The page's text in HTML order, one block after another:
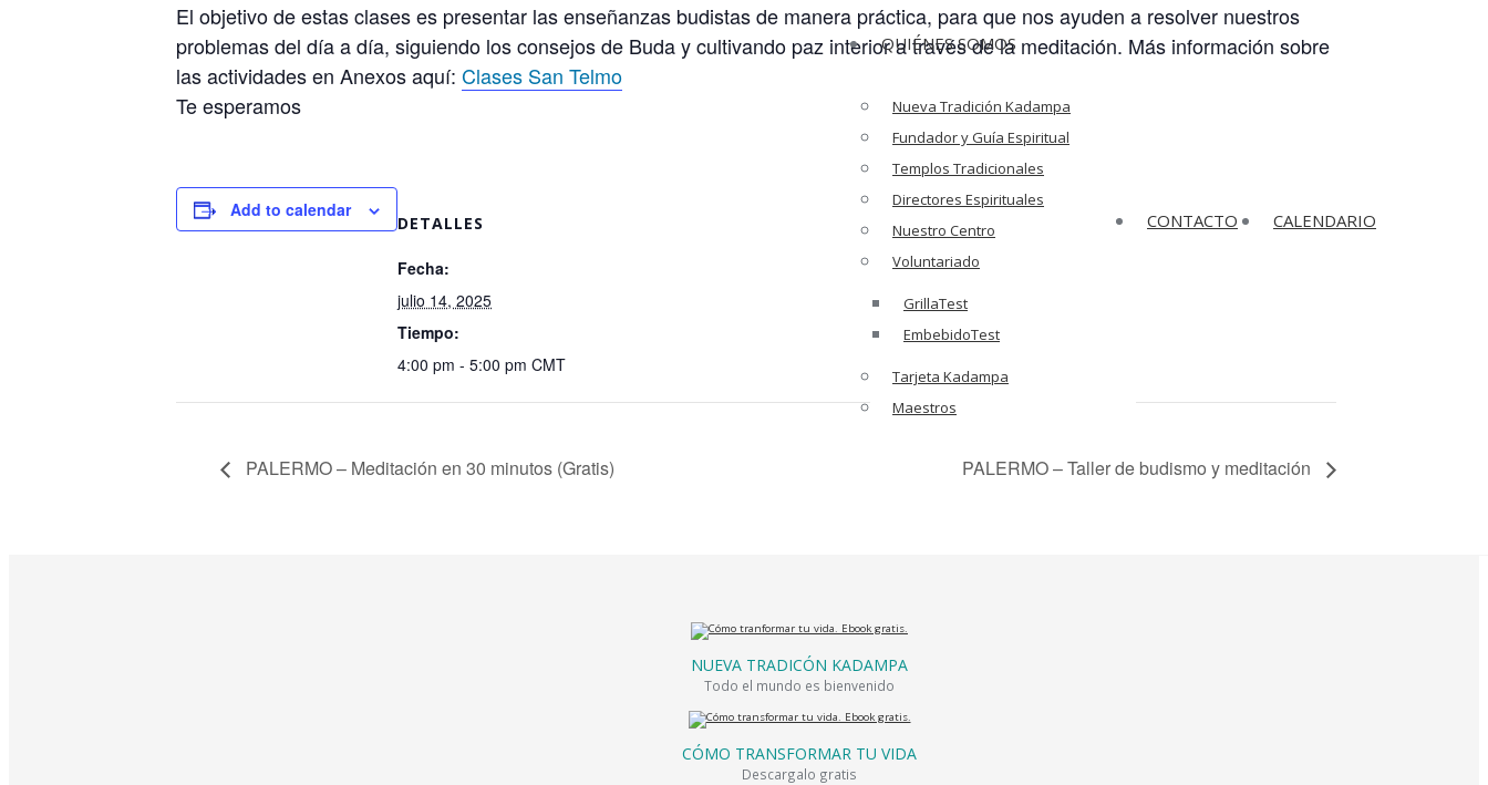
QUIÉNES SOMOS
Nueva Tradición Kadampa
Fundador y Guía Espiritual
Templos Tradicionales
Directores Espirituales
Nuestro Centro
Voluntariado
GrillaTest
EmbebidoTest
Tarjeta Kadampa
Maestros
CONTACTO CALENDARIO
El objetivo de estas clases es presentar las enseñanzas budistas de manera práctica, para que nos ayuden a resolver nuestros
problemas del día a día, siguiendo los consejos de Buda y cultivando paz interior a través de la meditación. Más información sobre
las actividades en Anexos aquí: Clases San Telmo
Te esperamos
Add to calendar
DETALLES
Fecha:
julio 14, 2025
Tiempo:
4:00 pm - 5:00 pm CMT
PALERMO – Meditación en 30 minutos (Gratis) PALERMO – Taller de budismo y meditación
NUEVA TRADICÓN KADAMPA
Todo el mundo es bienvenido
CÓMO TRANSFORMAR TU VIDA
Descargalo gratis